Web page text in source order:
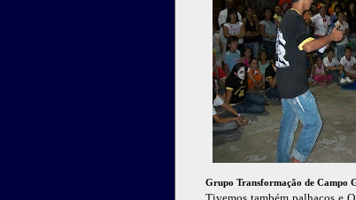
Grupo Transformação de Campo